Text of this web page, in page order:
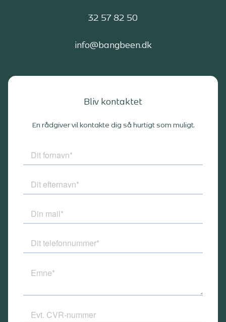
32 57 82 50
info@bangbeen.dk
Bliv kontaktet
En rådgiver vil kontakte dig så hurtigt som muligt.